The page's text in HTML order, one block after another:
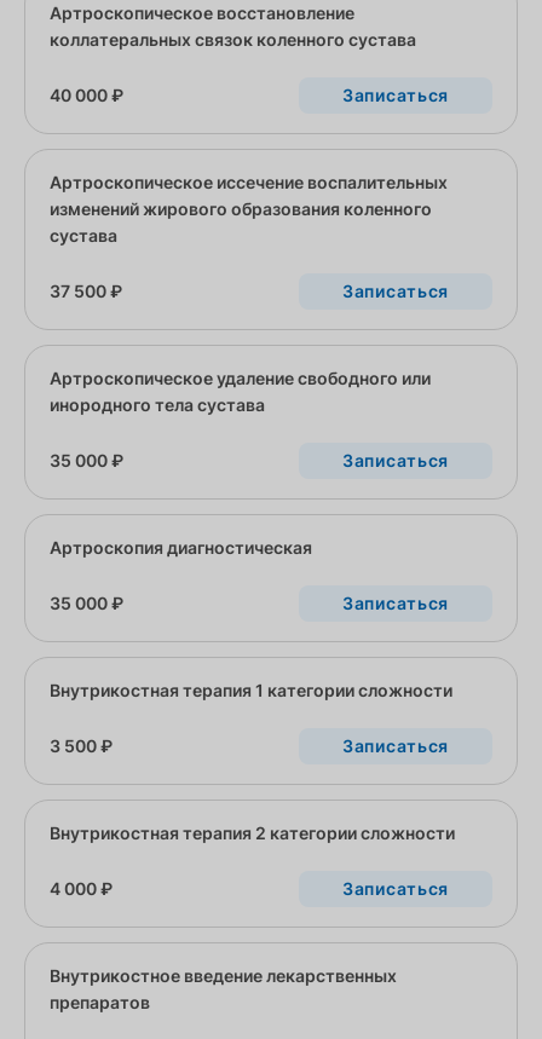
Артроскопическое восстановление
коллатеральных связок коленного сустава
40 000 ₽ Записаться
Артроскопическое иссечение воспалительных
изменений жирового образования коленного
сустава
37 500 ₽ Записаться
Артроскопическое удаление свободного или
инородного тела сустава
35 000 ₽ Записаться
Артроскопия диагностическая
35 000 ₽ Записаться
Внутрикостная терапия 1 категории сложности
3 500 ₽ Записаться
Внутрикостная терапия 2 категории сложности
4 000 ₽ Записаться
Внутрикостное введение лекарственных
препаратов